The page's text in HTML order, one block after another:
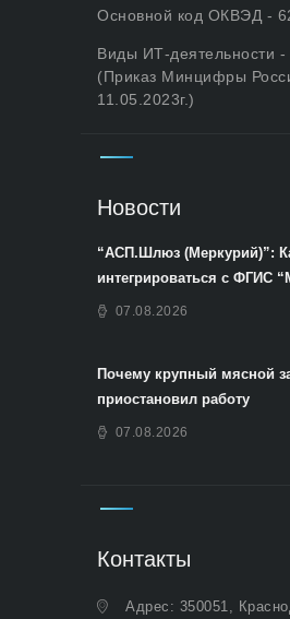
Основной код ОКВЭД -
Виды ИТ-деятельности -
(Приказ Минцифры
11.05.2023г.)
Новости
“АСП.Шлюз (Меркурий)”:
интегрироваться с ФГИС
07.08.2026
Почему крупный мясной
приостановил работу
07.08.2026
Контакты
Адрес: 350051,